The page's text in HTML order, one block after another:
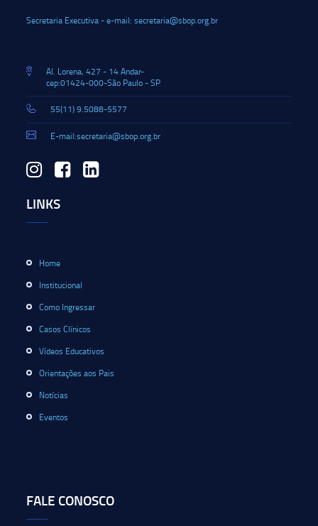
Secretaria Executiva - e-mail: secretaria@sbop.org.br
Al. Lorena, 427 - 14 Andar-
cep:01424-000-São Paulo - SP
55(11) 9.5088-5577
E-mail:secretaria@sbop.org.br
LINKS
Home
Institucional
Como Ingressar
Casos Clínicos
Vídeos Educativos
Orientações aos Pais
Notícias
Eventos
FALE CONOSCO